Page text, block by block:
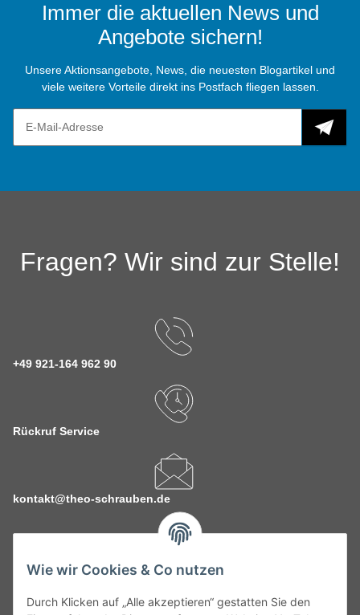
Wie wir Cookies & Co nutzen
Durch Klicken auf „Alle akzeptieren“ gestatten Sie den
Immer die aktuellen News und
Angebote sichern!
Unsere Aktionsangebote, News, die neuesten Blogartikel und
viele weitere Vorteile direkt ins Postfach fliegen lassen.
Fragen? Wir sind zur Stelle!
+49 921-164 962 90
Rückruf Service
kontakt@theo-schrauben.de
Service